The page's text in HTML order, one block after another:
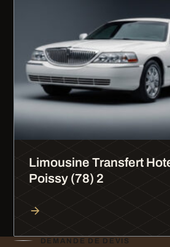
Limousine Transfert
Poissy (78) 2
DEMANDE DE DEVIS